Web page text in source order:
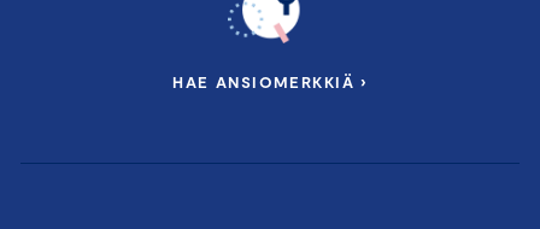
HAE ANSIOMERKKIÄ ›